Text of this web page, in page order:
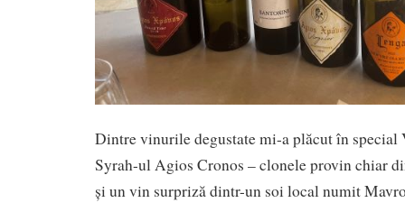
Dintre vinurile degustate mi-a plăcut în
Syrah-ul Agios Cronos – clonele provin chiar
și un vin surpriză dintr-un soi local numit